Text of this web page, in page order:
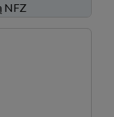
NFZ